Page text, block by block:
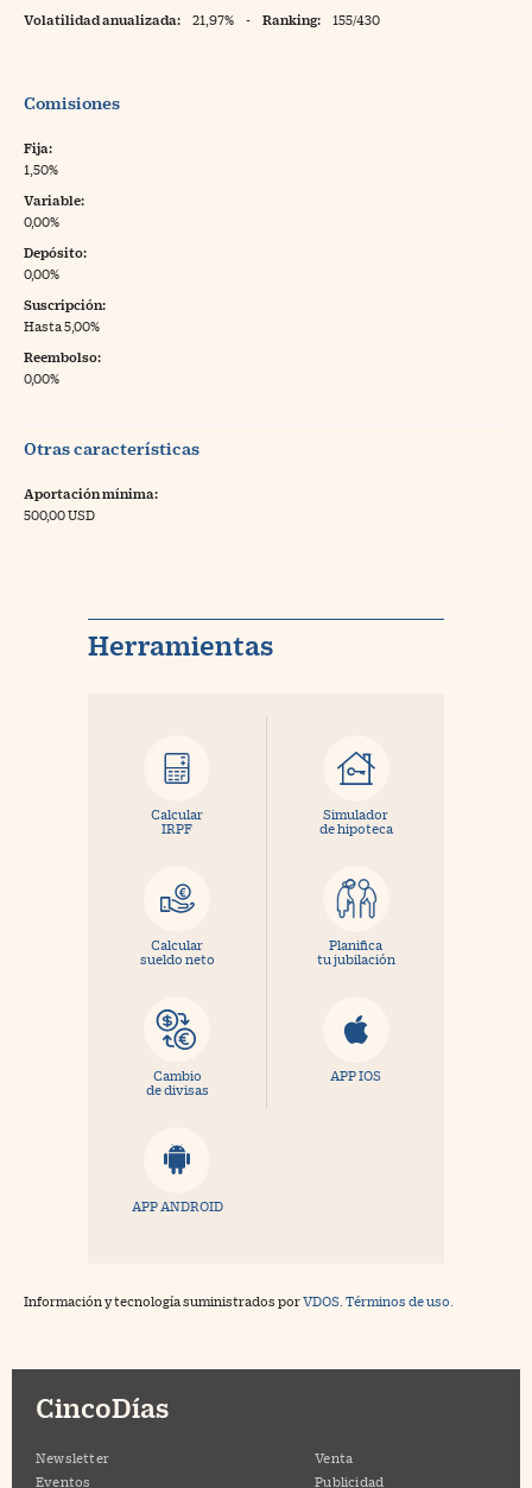
Volatilidad anualizada: 21,97% - Ranking: 155/430
Comisiones
Fija:
1,50%
Variable:
0,00%
Depósito:
0,00%
Suscripción:
Hasta 5,00%
Reembolso:
0,00%
Otras características
Aportación mínima:
500,00 USD
Herramientas
Calcular
IRPF
Simulador
de hipoteca
Calcular
sueldo neto
Planifica
tu jubilación
Cambio
de divisas
APP IOS
APP ANDROID
Información y tecnología suministrados porVDOS Términos de uso.
CincoDías
Newsletter
Eventos
Venta
Publicidad